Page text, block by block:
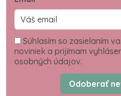
Súhlasím so zasielaním
noviniek a prijímam
osobných údajov.
Odoberať